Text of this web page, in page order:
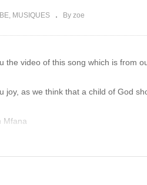
MUSIQUES By zoe
the video of this song which is from
joy, as we think that a child of God
Mfana
here: https://